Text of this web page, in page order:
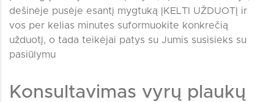
dešinėje pusėje esantį mygtuką ĮKELTI UŽDUOTĮ ir
vos per kelias minutes suformuokite konkrečią
užduotį, o tada teikėjai patys su Jumis susisieks su
pasiūlymu
Konsultavimas vyrų plaukų